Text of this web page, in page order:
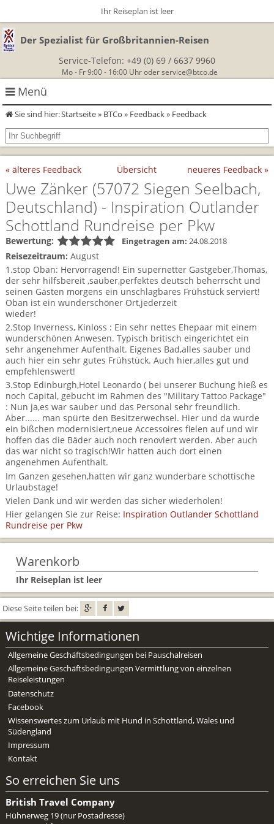
Der Spezialist für Großbritannien-Reisen
Service-Telefon: +49 (0) 69 / 6637 9960
Mo - Fr 9:00 - 16:00 Uhr oder service@btco.de
Menü
Rundreisen Großbritannien
Autorundreisen
Herzlich Willkommen
England
Schottland
Wales
Busrundreisen
Cornwall
England
Schottland
Wales
Minibustouren
Reisen durch England und Wales per Minibus
Reisen durch Schottland per Minibus
Wanderurlaub
Geführte Wandertouren
Wandern in Cornwall
Wandern in England
Wandern in Schottland
Wandern in Wales
Individualtouren
Wandern in Cornwall (South West Coast Path)
Wandern in England
Wandern in Schottland
Wandern in Wales
Themenreisen
Classic-Car-Reise durch Südengland
Für Outlander‑Fans: inspiriert durch die Highland Saga
Gartenreisen England
Großbritannientouren für Alleinreisende
Rosamunde Pilcher Reisen durch Cornwall und Südengland
Unsere Familienreisen
Whiskyreisen Schottland
Allergikerreisen
BTCo
BTCo Überblick
News
Kontakt
Feedback
FAQs
Ihre Reise
Ablauf Ihrer Reise nach Großbritannien
Anreise nach Großbritannien
Bezahlung Ihrer Großbritannien Reise
Checkliste
Großbritannien - Facts & Figures
Großbritannien Urlaub mit Hund
Gutscheine - verschenken Sie eine Reise mit BTCo
Individuelle Familienreisen in Großbritannien
Links
Reiseunterlagen
Reiseversicherung
Unterkünfte
Zimmer
Extras
Urlaub in Großbritannien
Versicherungsschutz
Sie sind hier:Startseite» BTCo » Feedback» Feedback
Ihr Reiseplan ist leer
« älteres Feedback Übersicht neueres Feedback »
Uwe Zänker(57072 Siegen Seelbach,
Deutschland) - Inspiration Outlander
Schottland Rundreise per Pkw
Bewertung: Eingetragen am: 24.08.2018
Reisezeitraum: August
1.stop Oban: Hervorragend! Ein supernetter Gastgeber,Thomas,
der sehr hilfsbereit ,sauber,perfektes deutsch beherrscht und
seinen Gästen morgens ein unschlagbares Frühstück serviert!
Oban ist ein wunderschöner Ort,jederzeit
wieder!
2.Stop Inverness, Kinloss : Ein sehr nettes Ehepaar mit einem
wunderschönen Anwesen. Typisch britisch eingerichtet ein
sehr angenehmer Aufenthalt. Eigenes Bad,alles sauber und
auch hier ein sehr gutes Frühstück. Auch hier,alles gut und
empfehlenswert!
3.Stop Edinburgh,Hotel Leonardo ( bei unserer Buchung hieß es
noch Capital, gebucht im Rahmen des "Military Tattoo Package"
: Nun ja,es war sauber und das Personal sehr freundlich.
Aber...... man spürte den Besitzerwechsel. Hier und da wurde
ein bißchen modernisiert,neue Accessoires fielen auf und wir
hoffen das die Bäder auch noch renoviert werden. Aber auch
das war nicht so tragisch!Wir hatten auch dort einen
angenehmen Aufenthalt.
Im Ganzen gesehen,hatten wir ganz wunderbare schottische
Urlaubstage!
Vielen Dank und wir werden das sicher wiederholen!
Hier gelangen Sie zur Reise: Inspiration Outlander Schottland
Rundreise per Pkw
Warenkorb
Ihr Reiseplan ist leer
Diese Seite teilen bei:
Wichtige Informationen
Allgemeine Geschäftsbedingungen bei Pauschalreisen
Allgemeine Geschäftsbedingungen Vermittlung von einzelnen
Reiseleistungen
Datenschutz
Facebook
Wissenswertes zum Urlaub mit Hund in Schottland, Wales und
Südengland
Impressum
Kontakt
So erreichen Sie uns
British Travel Company
Hühnerweg 19 (nur Postadresse)